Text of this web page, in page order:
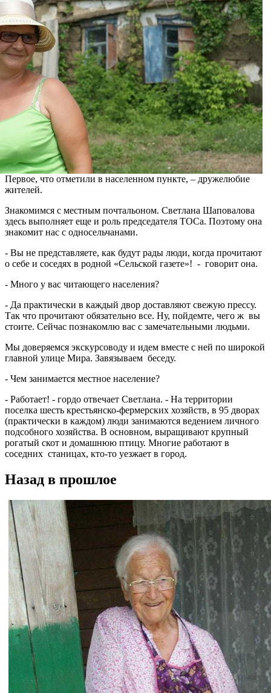
Первое, что отметили в населенном пункте, – дружелюбие
жителей.
Знакомимся с местным почтальоном. Светлана Шаповалова
здесь выполняет еще и роль председателя ТОСа. Поэтому она
знакомит нас с односельчанами.
- Вы не представляете, как будут рады люди, когда прочитают
о себе и соседях в родной «Сельской газете»! - говорит она.
- Много у вас читающего населения?
- Да практически в каждый двор доставляют свежую прессу.
Так что прочитают обязательно все. Ну, пойдемте, чего ж вы
стоите. Сейчас познакомлю вас с замечательными людьми.
Мы доверяемся экскурсоводу и идем вместе с ней по широкой
главной улице Мира. Завязываем беседу.
- Чем занимается местное население?
- Работает! - гордо отвечает Светлана. - На территории
поселка шесть крестьянско-фермерских хозяйств, в 95 дворах
(практически в каждом) люди занимаются ведением личного
подсобного хозяйства. В основном, выращивают крупный
рогатый скот и домашнюю птицу. Многие работают в
соседних станицах, кто-то уезжает в город.
Назад в прошлое